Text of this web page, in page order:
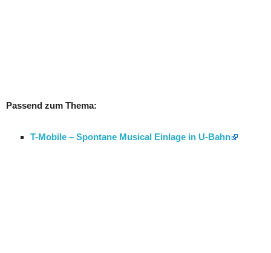
Passend zum Thema:
T-Mobile – Spontane Musical Einlage in U-Bahn